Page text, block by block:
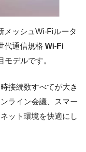
メッシュWi-Fiルータ
代通信規格 Wi-Fi
モデルです。
接続数すべてが大き
ライン会議、スマー
ット環境を快適にし